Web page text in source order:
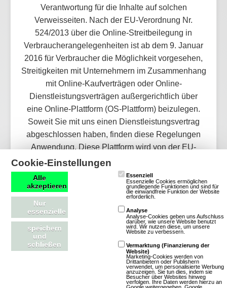
Verantwortung für die Inhalte auf solchen
Verweisseiten. Nach der EU-Verordnung Nr.
524/2013 über die Online-Streitbeilegung in
Verbraucherangelegenheiten ist ab dem 9. Januar
2016 für Verbraucher die Möglichkeit vorgesehen,
Streitigkeiten mit Unternehmern im Zusammenhang
mit Online-Kaufverträgen oder Online-
Dienstleistungsverträgen außergerichtlich über
eine Online-Plattform (OS-Plattform) beizulegen.
Soweit Sie mit uns einen Dienstleistungsvertrag
abgeschlossen haben, finden diese Regelungen
Anwendung. Diese Plattform wird von der EU-
Kommission eingerichtet und insbesondere über
das Portal
zugänglich gemacht.
Mitmachen
Cookie-Einstellungen
Alle
akzeptieren
Nur
essenzielle
speichern
und
schließen
Essenziell
Essenzielle Cookies ermöglichen
grundlegende Funktionen und sind für
die einwandfreie Funktion der Website
erforderlich.
Analyse
Analyse-Cookies geben uns Aufschluss
darüber, wie unsere Website benutzt
wird. Wir nutzen diese, um unsere
Website zu verbessern.
Vermarktung (Finanzierung der
Website)
Marketing-Cookies werden von
Drittanbietern oder Publishern
verwendet, um personalisierte Werbung
anzuzeigen. Sie tun dies, indem sie
Besucher über Websites hinweg
verfolgen. Ihre Daten werden hierzu an